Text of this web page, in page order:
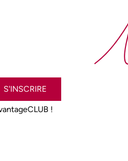
S'INSCRIRE
!